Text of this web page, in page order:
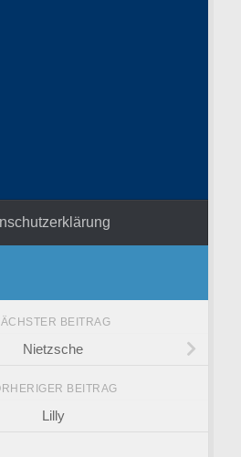
BEITRAG
Nietzsche
BEITRAG
Lilly